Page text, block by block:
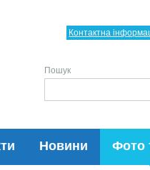
Новини Фото
Контактна
Пошук